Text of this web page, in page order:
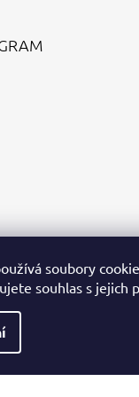
soubory
souhlas s
Sledovat na Instagramu